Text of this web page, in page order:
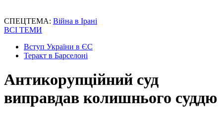
СПЕЦТЕМА: Війна в Ірані
ВСІ ТЕМИ
Вступ України в ЄС
Теракт в Барселоні
Антикорупційний суд
виправдав колишнього суддю